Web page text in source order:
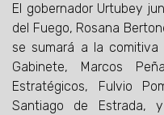
El gobernador Urtubey
del Fuego, Rosana
se sumará a la
Gabinete, Marcos
Estratégicos, Fulvio
Santiago de Estrada,